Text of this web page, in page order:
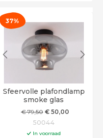
37%
Sfeervolle plafondlamp
smoke glas
€79,50 €50,00
50044
In voorraad